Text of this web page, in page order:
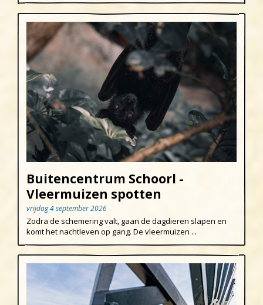
Buitencentrum Schoorl -
Vleermuizen spotten
vrijdag 4 september 2026
Zodra de schemering valt, gaan de dagdieren slapen en
komt het nachtleven op gang. De vleermuizen ...